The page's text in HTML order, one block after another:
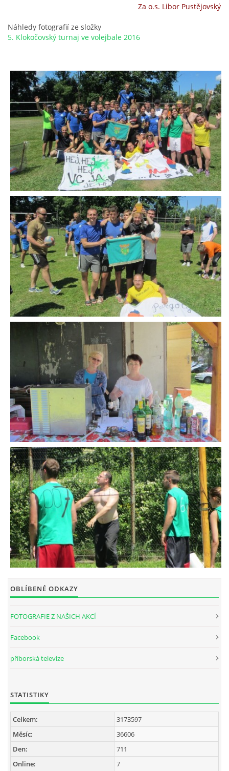
Za o.s. Libor Pustějovský
Náhledy fotografií ze složky
5. Klokočovský turnaj ve volejbale 2016
OBLÍBENÉ ODKAZY
FOTOGRAFIE Z NAŠICH AKCÍ
Facebook
příborská televize
STATISTIKY
Online: 7
Celkem:
3173597
Měsíc:
36606
Den:
711